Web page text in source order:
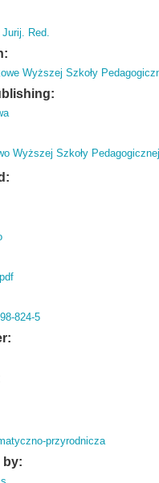
Red.
Wyższej Szkoły
Wyższej Szkoły
824-5
przyrodnicza
by: